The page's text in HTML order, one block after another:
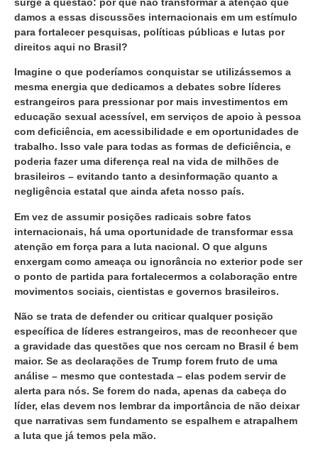
damos a essas discussões internacionais em um estímulo
para fortalecer pesquisas, políticas públicas e lutas por
direitos aqui no Brasil?
Imagine o que poderíamos conquistar se utilizássemos a
mesma energia que dedicamos a debates sobre líderes
estrangeiros para pressionar por mais investimentos em
educação sexual acessível, em serviços de apoio à pessoa
com deficiência, em acessibilidade e em oportunidades de
trabalho. Isso vale para todas as formas de deficiência, e
poderia fazer uma diferença real na vida de milhões de
brasileiros – evitando tanto a desinformação quanto a
negligência estatal que ainda afeta nosso país.
Em vez de assumir posições radicais sobre fatos
internacionais, há uma oportunidade de transformar essa
atenção em força para a luta nacional. O que alguns
enxergam como ameaça ou ignorância no exterior pode ser
o ponto de partida para fortalecermos a colaboração entre
movimentos sociais, cientistas e governos brasileiros.
Não se trata de defender ou criticar qualquer posição
específica de líderes estrangeiros, mas de reconhecer que
a gravidade das questões que nos cercam no Brasil é bem
maior. Se as declarações de Trump forem fruto de uma
análise – mesmo que contestada – elas podem servir de
alerta para nós. Se forem do nada, apenas da cabeça do
líder, elas devem nos lembrar da importância de não deixar
que narrativas sem fundamento se espalhem e atrapalhem
a luta que já temos pela mão.